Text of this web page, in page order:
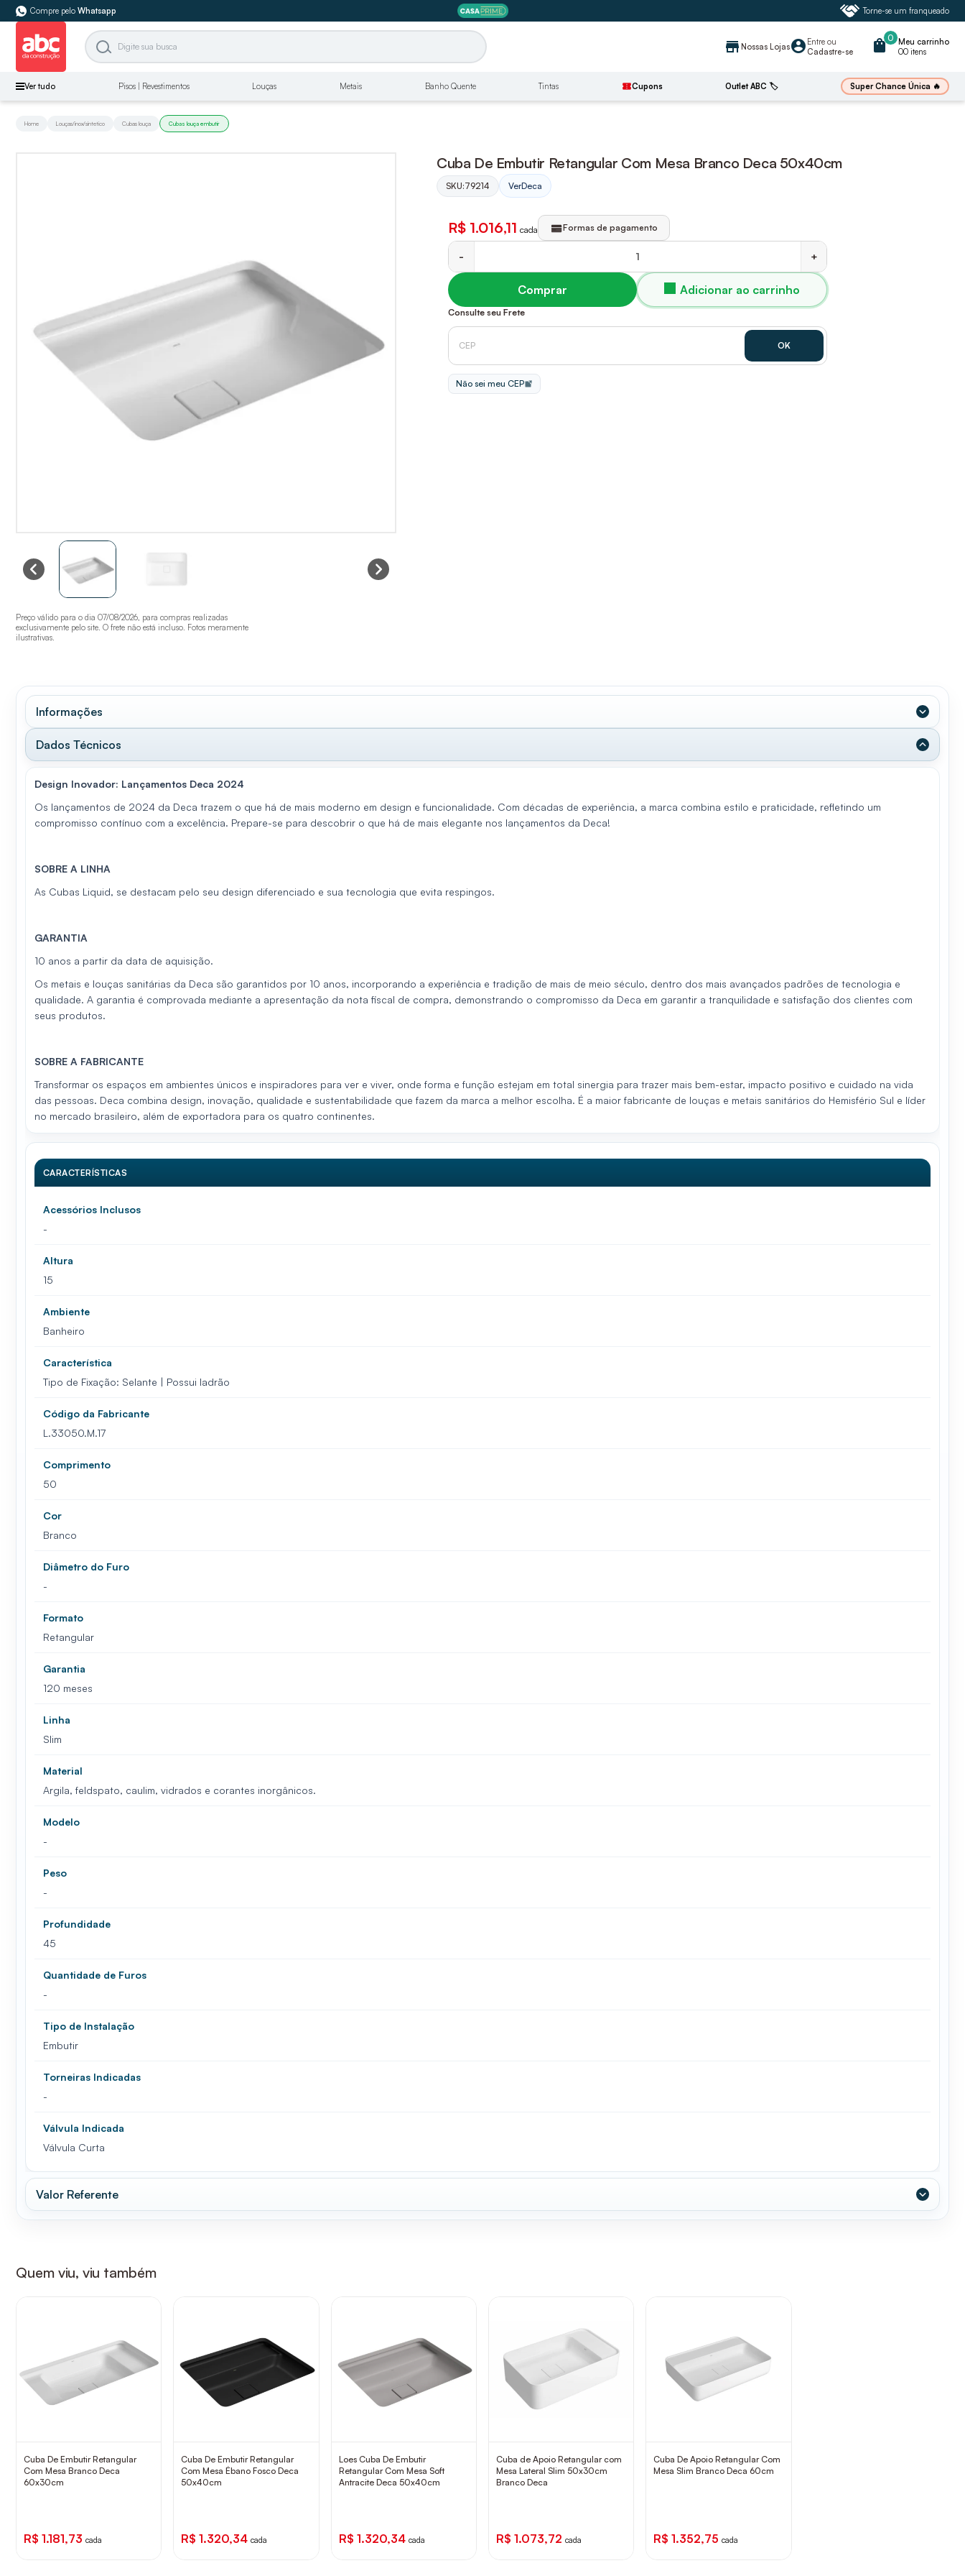
Compre pelo Whatsapp Torne-se um franqueado
store Nossas Lojasaccount_circle Entre ou
Cadastre-se
0
shopping_bag
Meu carrinho
00 itens
Ver tudo Pisos | Revestimentos Louças Metais Banho Quente Tintas confirmation_numberCupons Outlet ABC 🏷️ Super Chance Única 🔥
Home Louças/inox/sintetico Cubas louça Cubas louça embutir
Cuba De Embutir Retangular Com Mesa Branco Deca 50x40cm
SKU:79214 VerDeca
Preço válido para o dia 07/08/2026, para compras realizadas
exclusivamente pelo site. O frete não está incluso. Fotos meramente
ilustrativas.
R$ 1.016,11 cada Formas de pagamento
- +
Comprar Adicionar ao carrinho
Consulte seu Frete
Não sei meu CEP
Informações
Dados Técnicos
Design Inovador: Lançamentos Deca 2024
Os lançamentos de 2024 da Deca trazem o que há de mais moderno em design e funcionalidade. Com décadas de experiência, a marca combina estilo e praticidade, refletindo um
compromisso contínuo com a excelência. Prepare-se para descobrir o que há de mais elegante nos lançamentos da Deca!
SOBRE A LINHA
As Cubas Liquid, se destacam pelo seu design diferenciado e sua tecnologia que evita respingos.
GARANTIA
10 anos a partir da data de aquisição.
Os metais e louças sanitárias da Deca são garantidos por 10 anos, incorporando a experiência e tradição de mais de meio século, dentro dos mais avançados padrões de tecnologia e
qualidade. A garantia é comprovada mediante a apresentação da nota fiscal de compra, demonstrando o compromisso da Deca em garantir a tranquilidade e satisfação dos clientes com
seus produtos.
SOBRE A FABRICANTE
Transformar os espaços em ambientes únicos e inspiradores para ver e viver, onde forma e função estejam em total sinergia para trazer mais bem-estar, impacto positivo e cuidado na vida
das pessoas. Deca combina design, inovação, qualidade e sustentabilidade que fazem da marca a melhor escolha. É a maior fabricante de louças e metais sanitários do Hemisfério Sul e líder
no mercado brasileiro, além de exportadora para os quatro continentes.
CARACTERÍSTICAS
Acessórios Inclusos
-
Altura
15
Ambiente
Banheiro
Característica
Tipo de Fixação: Selante | Possui ladrão
Código da Fabricante
L.33050.M.17
Comprimento
50
Cor
Branco
Diâmetro do Furo
-
Formato
Retangular
Garantia
120 meses
Linha
Slim
Material
Argila, feldspato, caulim, vidrados e corantes inorgânicos.
Modelo
-
Peso
-
Profundidade
45
Quantidade de Furos
-
Tipo de Instalação
Embutir
Torneiras Indicadas
-
Válvula Indicada
Válvula Curta
Valor Referente
Quem viu, viu também
Cuba De Embutir Retangular
Com Mesa Branco Deca
60x30cm
R$ 1.181,73 cada
Cuba De Embutir Retangular
Com Mesa Ébano Fosco Deca
50x40cm
R$ 1.320,34 cada
Loes Cuba De Embutir
Retangular Com Mesa Soft
Antracite Deca 50x40cm
R$ 1.320,34 cada
Cuba de Apoio Retangular com
Mesa Lateral Slim 50x30cm
Branco Deca
R$ 1.073,72 cada
Cuba De Apoio Retangular Com
Mesa Slim Branco Deca 60cm
R$ 1.352,75 cada